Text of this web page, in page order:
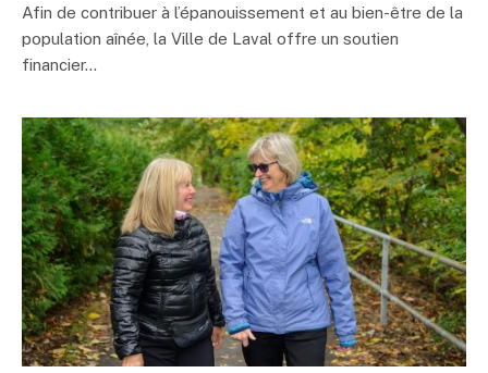
Afin de contribuer à l’épanouissement et au bien-être de la
population aînée, la Ville de Laval offre un soutien
financier…